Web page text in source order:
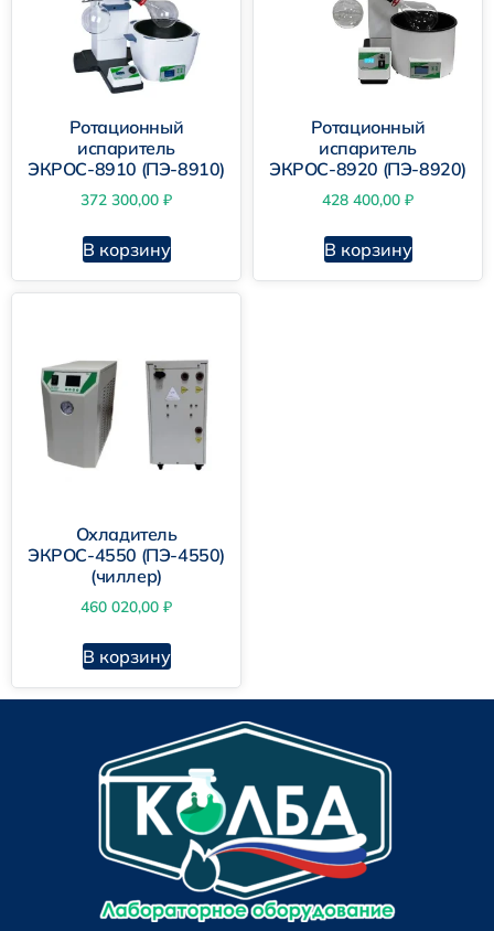
Ротационный
испаритель
ЭКРОС-8910 (ПЭ-8910)
372 300,00 ₽
В корзину
Ротационный
испаритель
ЭКРОС-8920 (ПЭ-8920)
428 400,00 ₽
В корзину
Охладитель
ЭКРОС-4550 (ПЭ-4550)
(чиллер)
460 020,00 ₽
В корзину